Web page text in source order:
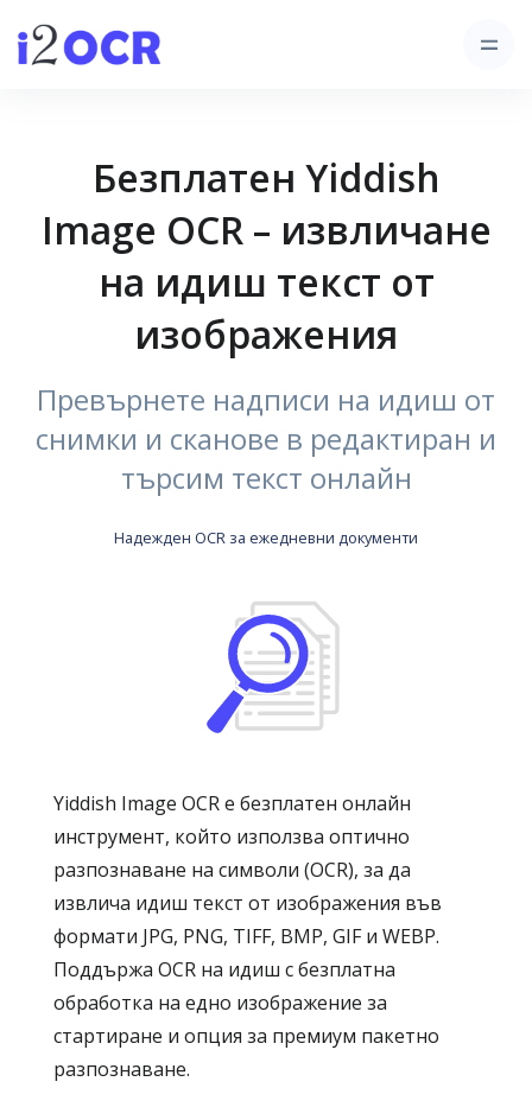
Безплатен Yiddish
Image OCR – извличане
на идиш текст от
изображения
Превърнете надписи на идиш от
снимки и сканове в редактиран и
търсим текст онлайн
Надежден OCR за ежедневни документи
Yiddish Image OCR е безплатен онлайн
инструмент, който използва оптично
разпознаване на символи (OCR), за да
извлича идиш текст от изображения във
формати JPG, PNG, TIFF, BMP, GIF и WEBP.
Поддържа OCR на идиш с безплатна
обработка на едно изображение за
стартиране и опция за премиум пакетно
разпознаване.